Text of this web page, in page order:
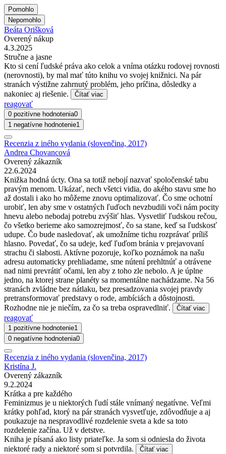
Pomohlo
Nepomohlo
Beáta Orišková
Overený nákup
4.3.2025
Stručne a jasne
Kto si cení ľudské práva ako celok a vníma otázku rodovej rovnosti
(nerovnosti), by mal mať túto knihu vo svojej knižnici. Na pár
stranách výstižne zahrnutý problém, jeho príčina, dôsledky a
nakoniec aj riešenie.
Čítať viac
reagovať
0 pozitívne hodnotenia0
1 negatívne hodnotenie1
Recenzia z iného vydania (slovenčina, 2017)
Andrea Chovancová
Overený zákazník
22.6.2024
Knižka hodná úcty. Ona sa totiž nebojí nazvať spoločenské tabu
pravým menom. Ukázať, nech všetci vidia, do akého stavu sme ho
až dostali i ako ho môžeme znovu optimalizovať. Čo sme ochotní
urobiť, len aby sme v ostatných ľuďoch nevzbudili voči nám pocity
hnevu alebo nebodaj potrebu zvýšiť hlas. Vysvetliť ľudskou rečou,
čo všetko berieme ako samozrejmosť, čo sa stane, keď sa ľudskosť
udupe. Čo bude nasledovať, ak umožníme tichu rozprávať príliš
hlasno. Povedať, čo sa udeje, keď ľuďom bránia v prejavovaní
strachu či slabosti. Aktívne pozoruje, koľko poznámok na našu
adresu automaticky prehliadame, sme nútení prehltnúť a otrávene
nad nimi prevrátiť očami, len aby z toho zle nebolo. A je úplne
jedno, na ktorej strane planéty sa momentálne nachádzame. Na 56
stranách zvládne bez nátlaku, bez presadzovania svojej pravdy
pretransformovať predstavy o rode, ambíciách a dôstojnosti.
Rozhodne nie je niečím, za čo sa treba ospravedlniť.
Čítať viac
reagovať
1 pozitívne hodnotenie1
0 negatívne hodnotenia0
Recenzia z iného vydania (slovenčina, 2017)
Kristína J.
Overený zákazník
9.2.2024
Krátka a pre každého
Feminizmus je u niektorých ľudí stále vnímaný negatívne. Veľmi
krátky pohľad, ktorý na pár stranách vysvetľuje, zdôvodňuje a aj
poukazuje na nespravodlivé rozdelenie sveta a kde sa toto
rozdelenie začína. Už v detstve.
Kniha je písaná ako listy priateľke. Ja som si odniesla do života
niektoré rady a niektoré som si potvrdila.
Čítať viac